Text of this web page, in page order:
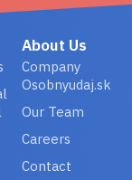
About Us
Company
Osobnyudaj.sk
Our Team
Careers
Contact